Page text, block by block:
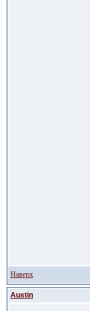
Наверх
Austin